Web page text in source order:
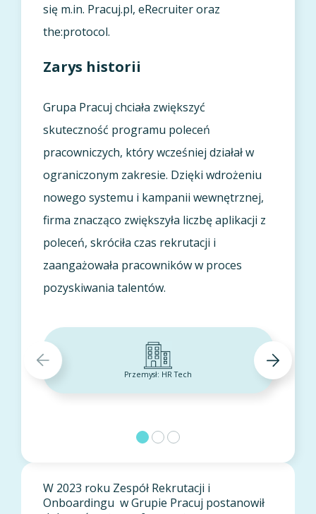
się m.in. Pracuj.pl, eRecruiter oraz
the:protocol.
Zarys historii
Grupa Pracuj chciała zwiększyć
skuteczność programu poleceń
pracowniczych, który wcześniej działał w
ograniczonym zakresie. Dzięki wdrożeniu
nowego systemu i kampanii wewnętrznej,
firma znacząco zwiększyła liczbę aplikacji z
poleceń, skróciła czas rekrutacji i
zaangażowała pracowników w proces
pozyskiwania talentów.
Przemysł: HR Tech
W 2023 roku Zespół Rekrutacji i
Onboardingu w Grupie Pracuj postanowił